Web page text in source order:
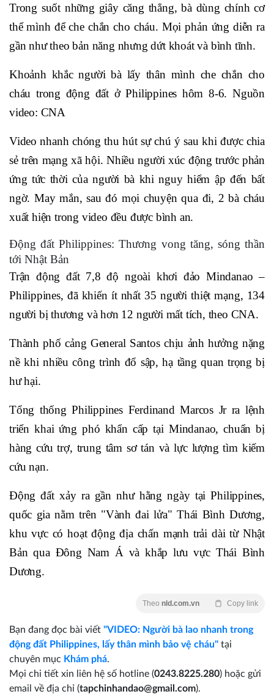
Trong suốt những giây căng thẳng, bà dùng chính cơ
thể mình để che chắn cho cháu. Mọi phản ứng diễn ra
gần như theo bản năng nhưng dứt khoát và bình tĩnh.
Khoảnh khắc người bà lấy thân mình che chắn cho
cháu trong động đất ở Philippines hôm 8-6. Nguồn
video: CNA
Video nhanh chóng thu hút sự chú ý sau khi được chia
sẻ trên mạng xã hội. Nhiều người xúc động trước phản
ứng tức thời của người bà khi nguy hiểm ập đến bất
ngờ. May mắn, sau đó mọi chuyện qua đi, 2 bà cháu
xuất hiện trong video đều được bình an.
Động đất Philippines: Thương vong tăng, sóng thần
tới Nhật Bản
Trận động đất 7,8 độ ngoài khơi đảo Mindanao –
Philippines, đã khiến ít nhất 35 người thiệt mạng, 134
người bị thương và hơn 12 người mất tích, theo CNA.
Thành phố cảng General Santos chịu ảnh hưởng nặng
nề khi nhiều công trình đổ sập, hạ tầng quan trọng bị
hư hại.
Tổng thống Philippines Ferdinand Marcos Jr ra lệnh
triển khai ứng phó khẩn cấp tại Mindanao, chuẩn bị
hàng cứu trợ, trung tâm sơ tán và lực lượng tìm kiếm
cứu nạn.
Động đất xảy ra gần như hằng ngày tại Philippines,
quốc gia nằm trên "Vành đai lửa" Thái Bình Dương,
khu vực có hoạt động địa chấn mạnh trải dài từ Nhật
Bản qua Đông Nam Á và khắp lưu vực Thái Bình
Dương.
Theo nld.com.vn Copy link
Bạn đang đọc bài viết "VIDEO: Người bà lao nhanh trong
động đất Philippines, lấy thân mình bảo vệ cháu" tại
chuyên mục Khám phá.
Mọi chi tiết xin liên hệ số hotline (0243.8225.280) hoặc gửi
email về địa chỉ (tapchinhandao@gmail.com).